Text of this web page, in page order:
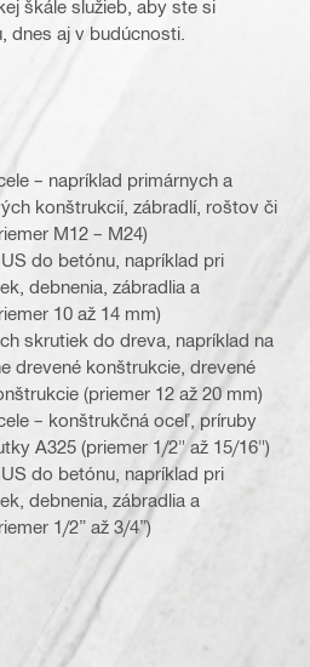
škále služieb, aby ste si
dnes aj v budúcnosti.
– napríklad primárnych a
konštrukcií, zábradlí, roštov či
M12 – M24)
do betónu, napríklad pri
debnenia, zábradlia a
10 až 14 mm)
skrutiek do dreva, napríklad na
drevené konštrukcie, drevené
(priemer 12 až 20 mm)
– konštrukčná oceľ, príruby
A325 (priemer 1/2" až 15/16")
do betónu, napríklad pri
debnenia, zábradlia a
1/2” až 3/4”)